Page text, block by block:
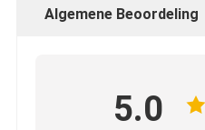
Algemene Beoordeling
5.0